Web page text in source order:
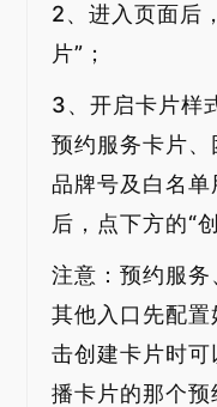
2、进入页面后
片”；
3、开启卡片样
预约服务卡片
品牌号及白名
后，点下方的“
注意：预约服
其他入口先配
击创建卡片时
播卡片的那个预